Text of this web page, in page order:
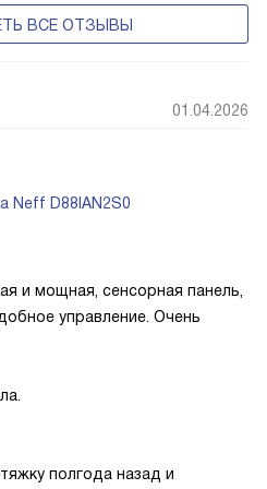
ВСЕ ОТЗЫВЫ
01.04.2026
Neff D88IAN2S0
и мощная, сенсорная панель,
управление. Очень
полгода назад и